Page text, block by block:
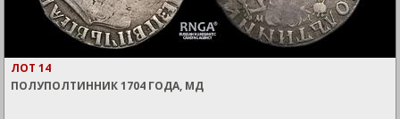
ЛОТ 14
ПОЛУПОЛТИННИК 1704 ГОДА, МД